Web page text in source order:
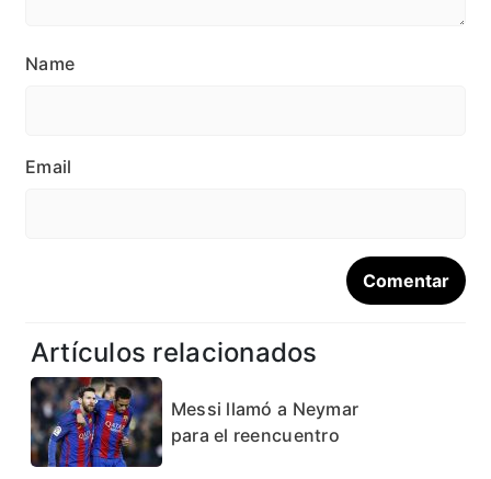
Name
Email
Artículos relacionados
Messi llamó a Neymar
para el reencuentro